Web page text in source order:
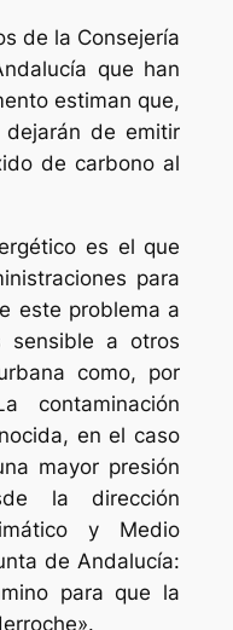
de la Consejería
que han
estiman que,
de emitir
de carbono al
es el que
para
este problema a
sensible a otros
como, por
contaminación
en el caso
mayor presión
la dirección
y Medio
de Andalucía:
para que la